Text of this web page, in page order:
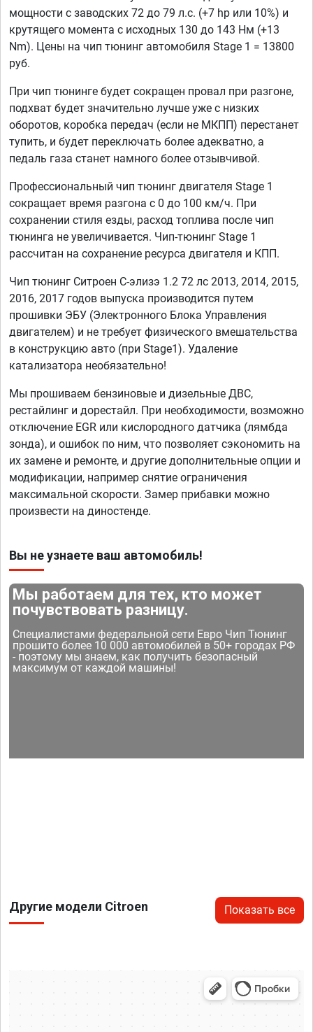
мощности с заводских 72 до 79 л.с. (+7 hp или 10%) и
крутящего момента с исходных 130 до 143 Нм (+13
Nm). Цены на чип тюнинг автомобиля Stage 1 = 13800
руб.
При чип тюнинге будет сокращен провал при разгоне,
подхват будет значительно лучше уже с низких
оборотов, коробка передач (если не МКПП) перестанет
тупить, и будет переключать более адекватно, а
педаль газа станет намного более отзывчивой.
Профессиональный чип тюнинг двигателя Stage 1
сокращает время разгона с 0 до 100 км/ч. При
сохранении стиля езды, расход топлива после чип
тюнинга не увеличивается. Чип-тюнинг Stage 1
рассчитан на сохранение ресурса двигателя и КПП.
Чип тюнинг Ситроен С-элизэ 1.2 72 лс 2013, 2014, 2015,
2016, 2017 годов выпуска производится путем
прошивки ЭБУ (Электронного Блока Управления
двигателем) и не требует физического вмешательства
в конструкцию авто (при Stage1). Удаление
катализатора необязательно!
Мы прошиваем бензиновые и дизельные ДВС,
рестайлинг и дорестайл. При необходимости, возможно
отключение EGR или кислородного датчика (лямбда
зонда), и ошибок по ним, что позволяет сэкономить на
их замене и ремонте, и другие дополнительные опции и
модификации, например снятие ограничения
максимальной скорости. Замер прибавки можно
произвести на диностенде.
Вы не узнаете ваш автомобиль!
Мы работаем для тех, кто может
почувствовать разницу.
Специалистами федеральной сети Евро Чип Тюнинг
прошито более 10 000 автомобилей в 50+ городах РФ
- поэтому мы знаем, как получить безопасный
максимум от каждой машины!
Другие модели Citroen Показать все